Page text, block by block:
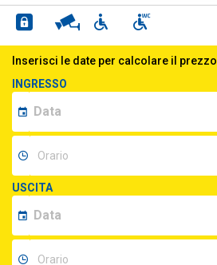
Inserisci le date per calcolare il prezzo
INGRESSO
USCITA